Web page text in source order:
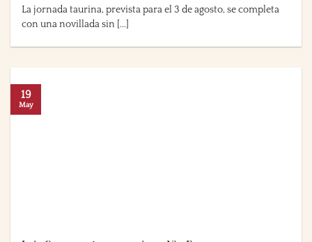
La jornada taurina, prevista para el 3 de agosto, se completa
con una novillada sin [...]
19
May